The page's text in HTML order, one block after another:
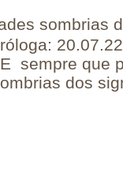
sombrias
sempre que
dos